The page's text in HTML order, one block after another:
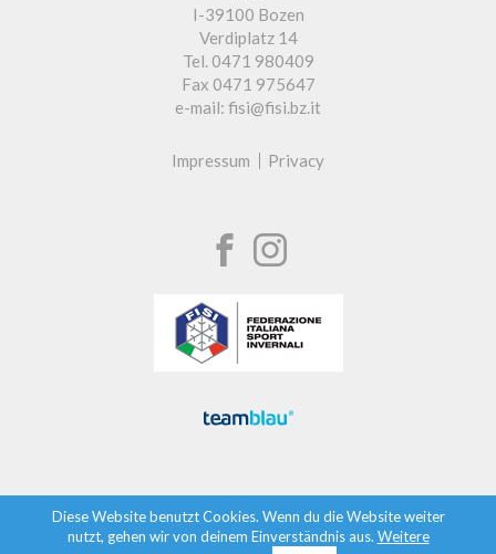
I-39100 Bozen
Verdiplatz 14
Tel. 0471 980409
Fax 0471 975647
e-mail: fisi@fisi.bz.it
Impressum Privacy
Diese Website benutzt Cookies. Wenn du die Website weiter
nutzt, gehen wir von deinem Einverständnis aus. Weitere